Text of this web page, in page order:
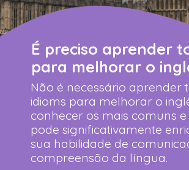
É preciso aprender
para melhorar o
Não é necessário aprender
idioms para melhorar o
conhecer os mais comuns e
pode significativamente
sua habilidade de
compreensão da língua.